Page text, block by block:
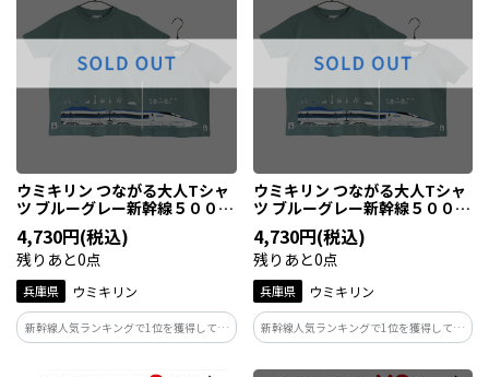
停まります！
ウミキリン つながる大人Tシャ
ツ ブルーグレー新幹線５００
系 Ｌ
4,730円(税込)
残りあと0点
兵庫県 ウミキリン
新幹線人気ランキングで1位を獲得してい
る今なお人気の新幹線500系。特徴は先頭
ウミキリン つながる大人Tシャ
ツ ブルーグレー新幹線５００
系 Ｍ
4,730円(税込)
残りあと0点
兵庫県 ウミキリン
新幹線人気ランキングで1位を獲得してい
る今なお人気の新幹線500系。特徴は先頭
が戦闘機のような形状で流線型のフォル